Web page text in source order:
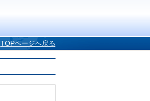
TOPページへ戻る